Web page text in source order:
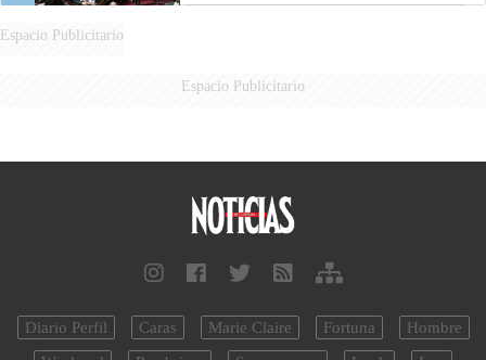
Espacio Publicitario
Espacio Publicitario
Diario Perfil Caras Marie Claire Fortuna
Hombre